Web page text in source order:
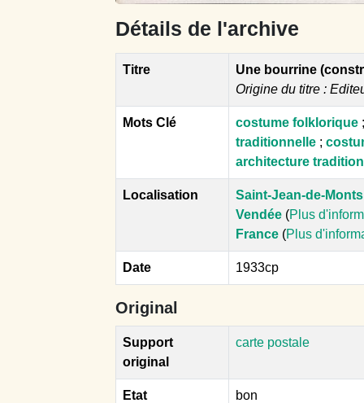
Détails de l'archive
Titre
Une bourrine
Origine du titre :
Mots Clé costume folklorique
traditionnelle ;
architecture
Localisation
Saint-Jean-de-Monts
Vendée (Plus
France (Plus
Date 1933cp
Original
Support
original
carte postale
Etat bon